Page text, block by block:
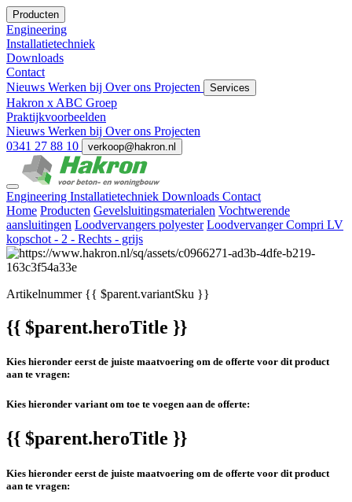
Producten
Engineering
Installatietechniek
Downloads
Contact
Nieuws Werken bij Over ons Projecten Services
Hakron x ABC Groep
Praktijkvoorbeelden
Nieuws Werken bij Over ons Projecten
0341 27 88 10
verkoop@hakron.nl
Engineering Installatietechniek Downloads Contact
Home Producten Gevelsluitingsmaterialen Vochtwerende
aansluitingen Loodvervangers polyester Loodvervanger Compri LV
kopschot - 2 - Rechts - grijs
Artikelnummer{{ $parent.variantSku }}
{{ $parent.heroTitle }}
Kies hieronder eerst de juiste maatvoering om de offerte voor dit product
aan te vragen:
Kies hieronder variant om toe te voegen aan de offerte:
{{ $parent.heroTitle }}
Kies hieronder eerst de juiste maatvoering om de offerte voor dit product
aan te vragen: